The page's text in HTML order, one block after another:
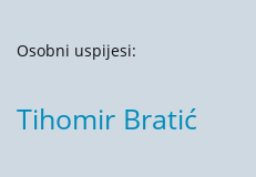
Osobni uspijesi:
Tihomir Bratić